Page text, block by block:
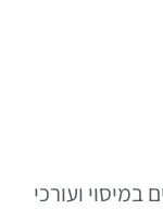
ועורכי